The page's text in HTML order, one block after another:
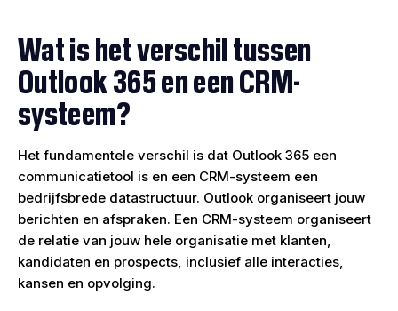
Wat is het verschil tussen
Outlook 365 en een CRM-
systeem?
Het fundamentele verschil is dat Outlook 365 een
communicatietool is en een CRM-systeem een
bedrijfsbrede datastructuur. Outlook organiseert jouw
berichten en afspraken. Een CRM-systeem organiseert
de relatie van jouw hele organisatie met klanten,
kandidaten en prospects, inclusief alle interacties,
kansen en opvolging.